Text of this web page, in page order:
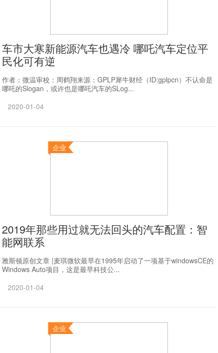
车市大寒新能源汽车也遇冷 哪吒汽车定位平
民化可有逆
作者：微温审校：周鹤翔来源：GPLP犀牛财经（ID:gplpcn）不认命是
哪吒的Slogan，或许也是哪吒汽车的SLog...
2020-01-04
企业
2019年那些用过就无法回头的汽车配置：智
能网联系
雅斯顿原创文章 |麦琪微软最早在1995年启动了一项基于windowsCE的
Windows Auto项目，这是最早科技公...
2020-01-04
企业